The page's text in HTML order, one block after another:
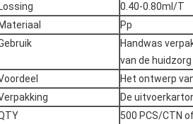
Lossing
0.40-0.80ml/T
Materiaal
Pp
Handwas
van de
Het ontwerp
De
500 PCS/CTN